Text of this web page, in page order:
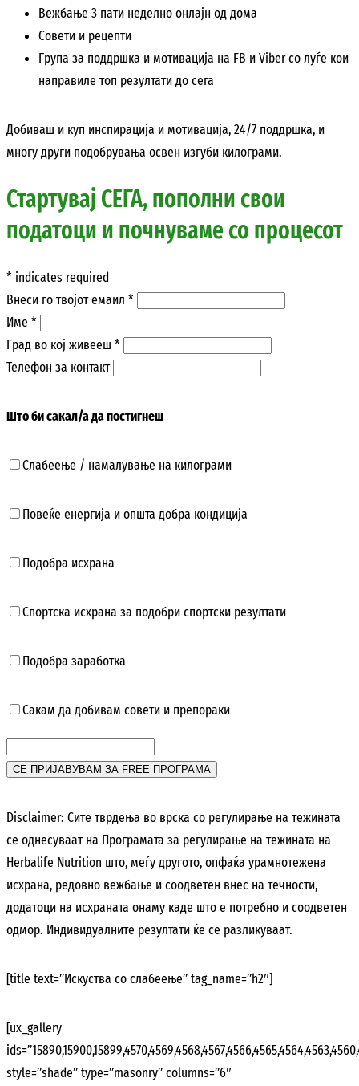
Вежбање 3 пати неделно онлајн од дома
Совети и рецепти
Група за поддршка и мотивација на FB и Viber со луѓе кои
направиле топ резултати до сега
Добиваш и куп инспирација и мотивација, 24/7 поддршка, и
многу други подобрувања освен изгуби килограми.
Стартувај СЕГА, пополни свои
податоци и почнуваме со процесот
* indicates required
Внеси го твојот емаил *
Име *
Град во кој живееш *
Телефон за контакт
Што би сакал/а да постигнеш
Слабеење / намалување на килограми
Повеќе енергија и општа добра кондиција
Подобра исхрана
Спортска исхрана за подобри спортски резултати
Подобра заработка
Сакам да добивам совети и препораки
Disclaimer: Сите тврдења во врска со регулирање на тежината
се однесуваат на Програмата за регулирање на тежината на
Herbalife Nutrition што, меѓу другото, опфаќа урамнотежена
исхрана, редовно вежбање и соодветен внес на течности,
додатоци на исхраната онаму каде што е потребно и соодветен
одмор. Индивидуалните резултати ќе се разликуваат.
[title text=”Искуства со слабеење” tag_name=”h2″]
[ux_gallery
style=”shade” type=”masonry” columns=”6″